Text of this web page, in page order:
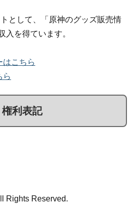
として、「原神のグッズ販売情
入を得ています。
はこちら
ら
権利表記
Rights Reserved.